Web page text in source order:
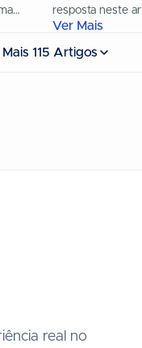
resposta neste
Gestlifes ajuda-
Ver Mais
115 Artigos
real no